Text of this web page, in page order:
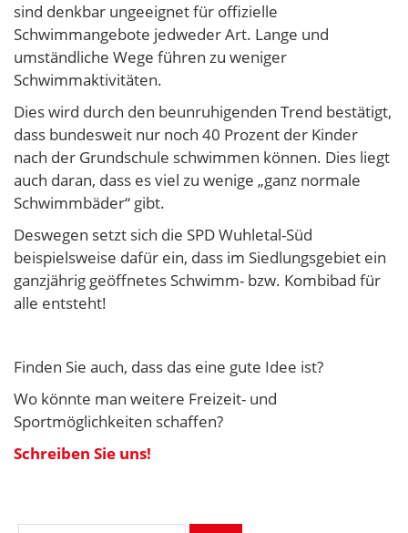
sind denkbar ungeeignet für offizielle
Schwimmangebote jedweder Art. Lange und
umständliche Wege führen zu weniger
Schwimmaktivitäten.
Dies wird durch den beunruhigenden Trend bestätigt,
dass bundesweit nur noch 40 Prozent der Kinder
nach der Grundschule schwimmen können. Dies liegt
auch daran, dass es viel zu wenige „ganz normale
Schwimmbäder“ gibt.
Deswegen setzt sich die SPD Wuhletal-Süd
beispielsweise dafür ein, dass im Siedlungsgebiet ein
ganzjährig geöffnetes Schwimm- bzw. Kombibad für
alle entsteht!
Finden Sie auch, dass das eine gute Idee ist?
Wo könnte man weitere Freizeit- und
Sportmöglichkeiten schaffen?
Schreiben Sie uns!